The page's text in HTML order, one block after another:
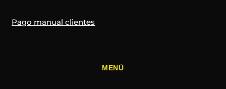
Pago manual clientes
MENÚ